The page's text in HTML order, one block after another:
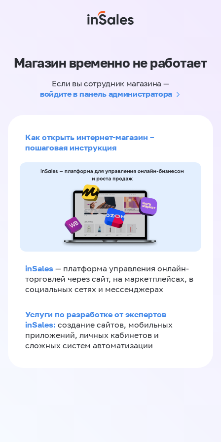
Магазин временно не работает
Если вы сотрудник магазина —
войдите в панель администратора
Как открыть интернет-магазин –
пошаговая инструкция
inSales — платформа управления онлайн-
торговлей через сайт, на маркетплейсах, в
социальных сетях и мессенджерах
Услуги по разработке от экспертов
inSales: создание сайтов, мобильных
приложений, личных кабинетов и
сложных систем автоматизации